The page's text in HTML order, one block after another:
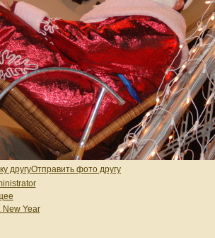
Отправить фото другу
New Year